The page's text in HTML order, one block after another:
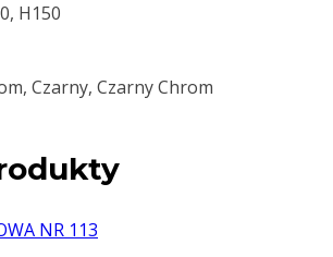
H150
Czarny, Czarny Chrom